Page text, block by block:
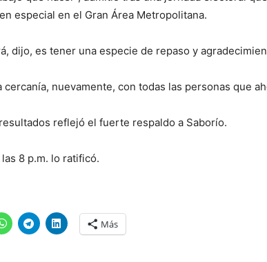
especial en el Gran Área Metropolitana.
dijo, es tener una especie de repaso y
cercanía, nuevamente, con todas las personas que
reflejó el fuerte respaldo a Saborío.
8 p.m. lo ratificó.
Más